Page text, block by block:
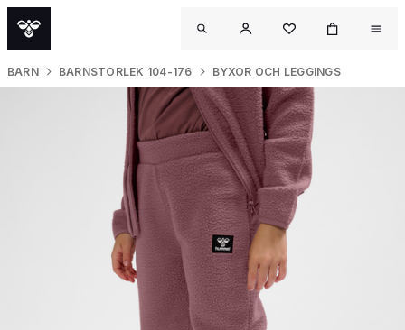
BARN BARNSTORLEK 104-176 BYXOR OCH LEGGINGS